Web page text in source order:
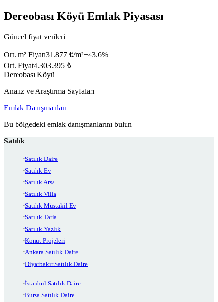
Dereobası Köyü Emlak Piyasası
Güncel fiyat verileri
Ort. m² Fiyatı31.877 ₺/m²+43.6%
Ort. Fiyat4.303.395 ₺
Dereobası Köyü
Analiz ve Araştırma Sayfaları
Emlak Danışmanları
Bu bölgedeki emlak danışmanlarını bulun
Satılık
Satılık Daire
Satılık Ev
Satılık Arsa
Satılık Villa
Satılık Müstakil Ev
Satılık Tarla
Satılık Yazlık
Konut Projeleri
Ankara Satılık Daire
Diyarbakır Satılık Daire
İstanbul Satılık Daire
Bursa Satılık Daire